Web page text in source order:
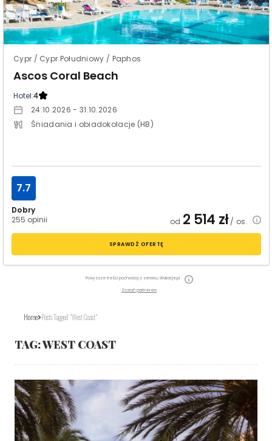
Cypr / Cypr Południowy / Paphos
Ascos Coral Beach
Hotel:4
24.10.2026 - 31.10.2026
Śniadania i obiadokolacje (HB)
Dobry
255 opinii
7.7
od 2 514 zł/ os.
SPRAWDŹ OFERTĘ
Powyższe treści pochodzą z serwisu Wakacje.pl
Zostań partnerem
Home Posts Tagged "West Coast"
TAG:WEST COAST